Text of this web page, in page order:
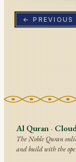
← PREVIOUS
Al Quran ·
The Noble Quran
and build with the